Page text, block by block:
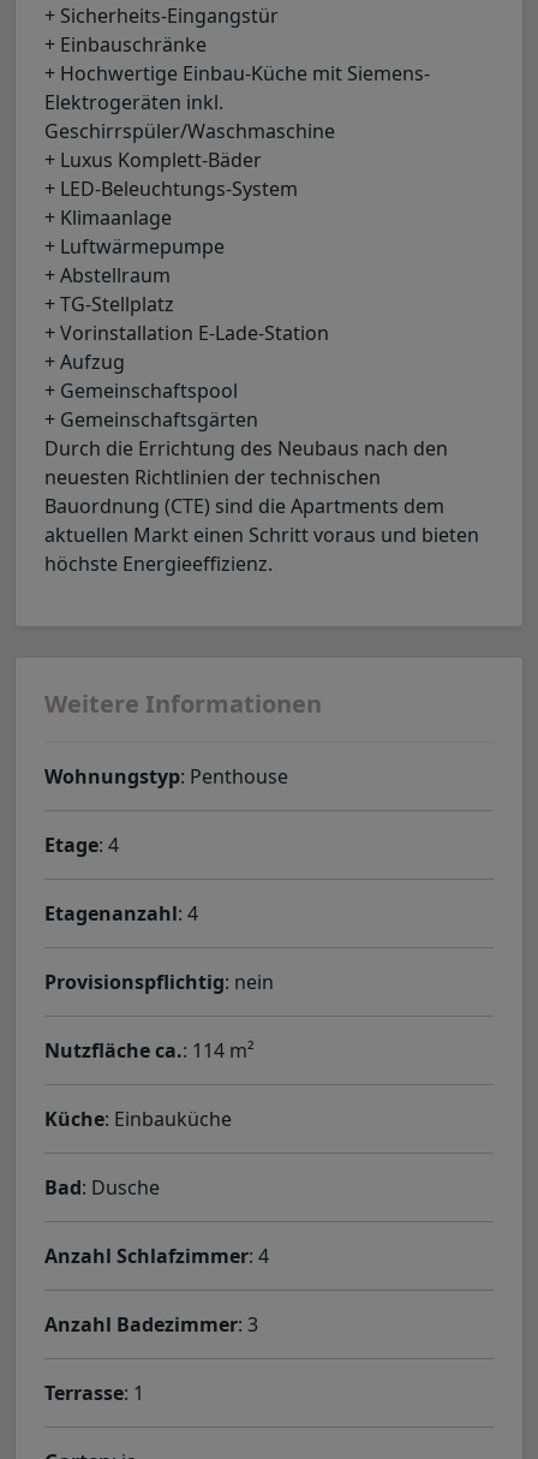
+ Sicherheits-Eingangstür
+ Einbauschränke
+ Hochwertige Einbau-Küche mit Siemens-
Elektrogeräten inkl.
Geschirrspüler/Waschmaschine
+ Luxus Komplett-Bäder
+ LED-Beleuchtungs-System
+ Klimaanlage
+ Luftwärmepumpe
+ Abstellraum
+ TG-Stellplatz
+ Vorinstallation E-Lade-Station
+ Aufzug
+ Gemeinschaftspool
+ Gemeinschaftsgärten
Durch die Errichtung des Neubaus nach den
neuesten Richtlinien der technischen
Bauordnung (CTE) sind die Apartments dem
aktuellen Markt einen Schritt voraus und bieten
höchste Energieeffizienz.
Weitere Informationen
Wohnungstyp: Penthouse
Etage: 4
Etagenanzahl: 4
Provisionspflichtig: nein
Nutzfläche ca.: 114 m²
Küche: Einbauküche
Bad: Dusche
Anzahl Schlafzimmer: 4
Anzahl Badezimmer: 3
Terrasse: 1